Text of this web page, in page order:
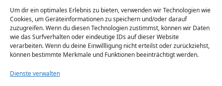
Um dir ein optimales Erlebnis zu bieten, verwenden wir Technologien wie
Cookies, um Geräteinformationen zu speichern und/oder darauf
zuzugreifen. Wenn du diesen Technologien zustimmst, können wir Daten
wie das Surfverhalten oder eindeutige IDs auf dieser Website
verarbeiten. Wenn du deine Einwillligung nicht erteilst oder zurückziehst,
können bestimmte Merkmale und Funktionen beeinträchtigt werden.
Dienste verwalten
ausschließlich im jeweiligen Online-
Shop des Anbieters verbindlich. Bitte
überprüfe den Preis vor dem Kauf
direkt beim Händler.